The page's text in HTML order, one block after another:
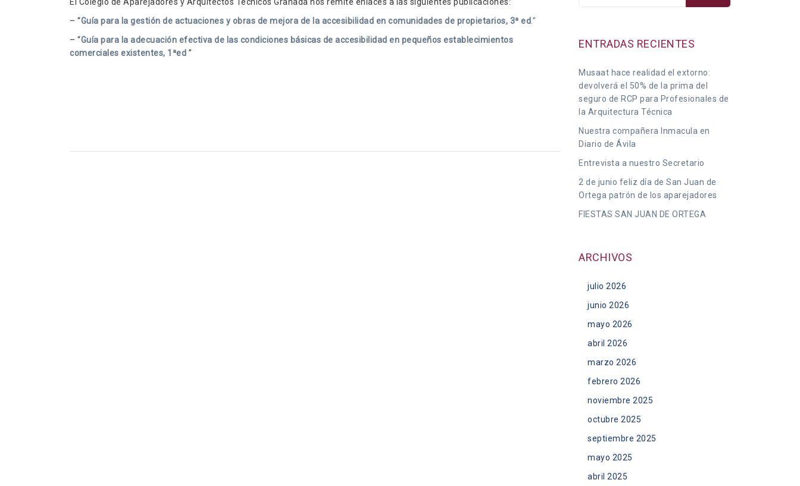
– “Guía para la gestión de actuaciones y obras de mejora de la accesibilidad en comunidades de propietarios, 3ª ed.”
– “Guía para la adecuación efectiva de las condiciones básicas de accesibilidad en pequeños establecimientos
comerciales existentes, 1ªed ”
ENTRADAS RECIENTES
Musaat hace realidad el extorno:
devolverá el 50% de la prima del
seguro de RCP para Profesionales de
la Arquitectura Técnica
Nuestra compañera Inmacula en
Diario de Ávila
Entrevista a nuestro Secretario
2 de junio feliz día de San Juan de
Ortega patrón de los aparejadores
FIESTAS SAN JUAN DE ORTEGA
ARCHIVOS
julio 2026
junio 2026
mayo 2026
abril 2026
marzo 2026
febrero 2026
noviembre 2025
octubre 2025
septiembre 2025
mayo 2025
abril 2025